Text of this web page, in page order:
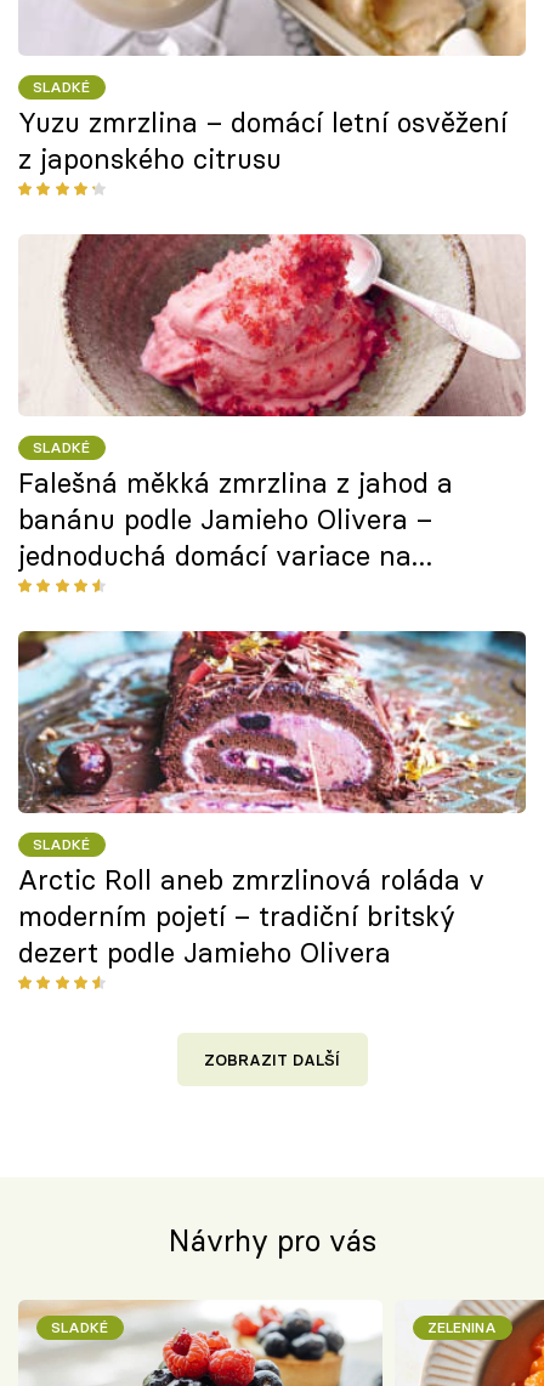
SLADKÉ
Yuzu zmrzlina – domácí letní osvěžení
z japonského citrusu
SLADKÉ
Falešná měkká zmrzlina z jahod a
banánu podle Jamieho Olivera –
jednoduchá domácí variace na
klasické letní osvěžení
SLADKÉ
Arctic Roll aneb zmrzlinová roláda v
moderním pojetí – tradiční britský
dezert podle Jamieho Olivera
ZOBRAZIT DALŠÍ
Návrhy pro vás
SLADKÉ ZELENINA